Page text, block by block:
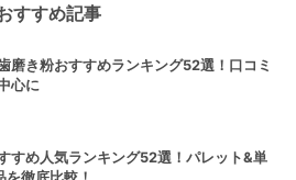
すすめ記事
磨き粉おすすめランキング52選！口コミ
心に
すめ人気ランキング52選！パレット&単